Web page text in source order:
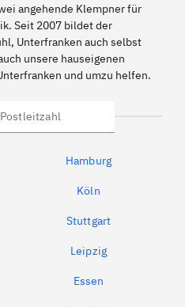
angehende Klempner für
Seit 2007 bildet der
Unterfranken auch selbst
unsere hauseigenen
und umzu helfen.
Hamburg
Köln
Stuttgart
Leipzig
Essen